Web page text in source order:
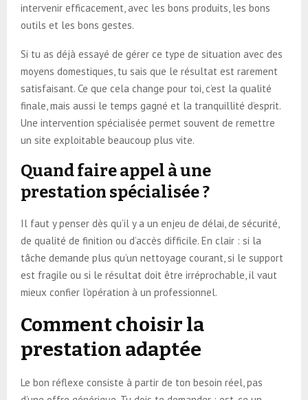
intervenir efficacement, avec les bons produits, les bons
outils et les bons gestes.
Si tu as déjà essayé de gérer ce type de situation avec des
moyens domestiques, tu sais que le résultat est rarement
satisfaisant. Ce que cela change pour toi, c’est la qualité
finale, mais aussi le temps gagné et la tranquillité d’esprit.
Une intervention spécialisée permet souvent de remettre
un site exploitable beaucoup plus vite.
Quand faire appel à une
prestation spécialisée ?
Il faut y penser dès qu’il y a un enjeu de délai, de sécurité,
de qualité de finition ou d’accès difficile. En clair : si la
tâche demande plus qu’un nettoyage courant, si le support
est fragile ou si le résultat doit être irréprochable, il vaut
mieux confier l’opération à un professionnel.
Comment choisir la
prestation adaptée
Le bon réflexe consiste à partir de ton besoin réel, pas